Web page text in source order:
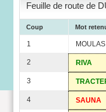
Feuille de route de
Coup Mot
1 MOULAS
2 RIVA
3
4 SAUNA